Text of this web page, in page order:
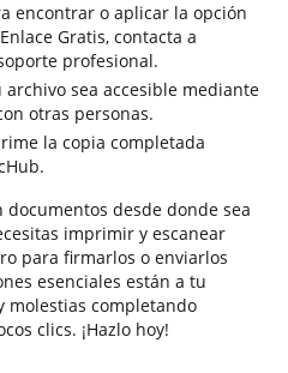
encontrar o aplicar la opción
Gratis, contacta a
profesional.
sea accesible mediante
otras personas.
la copia completada
desde donde sea
imprimir y escanear
para firmarlos o enviarlos
esenciales están a tu
molestias completando
clics. ¡Hazlo hoy!